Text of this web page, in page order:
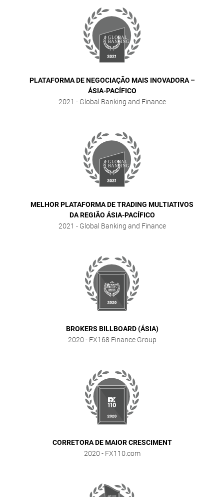
PLATAFORMA DE NEGOCIAÇÃO MAIS INOVADORA –
ÁSIA-PACÍFICO
2021 - Global Banking and Finance
MELHOR PLATAFORMA DE TRADING MULTIATIVOS
DA REGIÃO ÁSIA-PACÍFICO
2021 - Global Banking and Finance
BROKERS BILLBOARD (ÁSIA)
2020- FX168 Finance Group
CORRETORA DE MAIOR CRESCIMENT
2020- FX110.com